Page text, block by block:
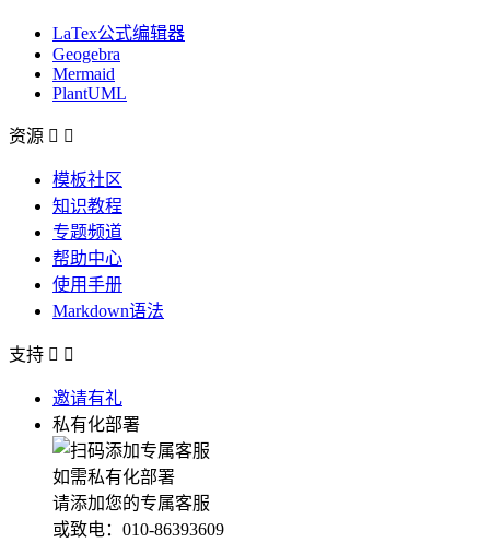
LaTex公式编辑器
Geogebra
Mermaid
PlantUML
资源  
模板社区
知识教程
专题频道
帮助中心
使用手册
Markdown语法
支持  
邀请有礼
私有化部署
如需私有化部署
请添加您的专属客服
或致电：010-86393609